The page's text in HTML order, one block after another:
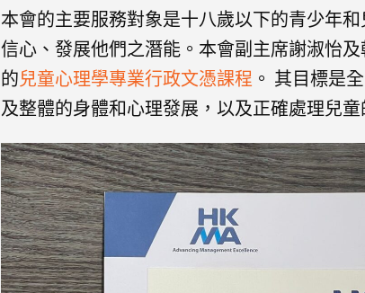
本會的主要服務對象是十八歲以下的青少年
信心、發展他們之潛能。本會副主席謝淑怡
的兒童心理學專業行政文憑課程 。 其目標是
及整體的身體和心理發展，以及正確處理兒